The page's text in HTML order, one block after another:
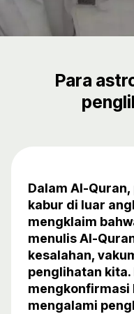
Para
Dalam Al-
kabur di luar
mengklaim
menulis Al-
kesalahan,
penglihatan
mengkonfirmasi
mengalami